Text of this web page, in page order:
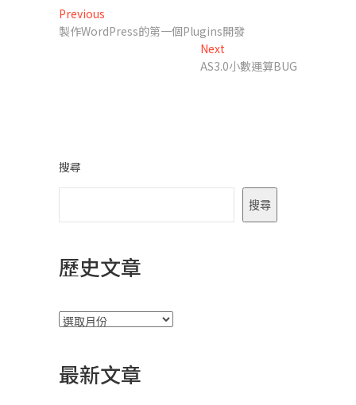
文
章
Previous
post:
製作WordPress的第一個Plugins開發
Next
post:
AS3.0小數運算BUG
搜尋
搜尋
歷史文章
彙
最新文章